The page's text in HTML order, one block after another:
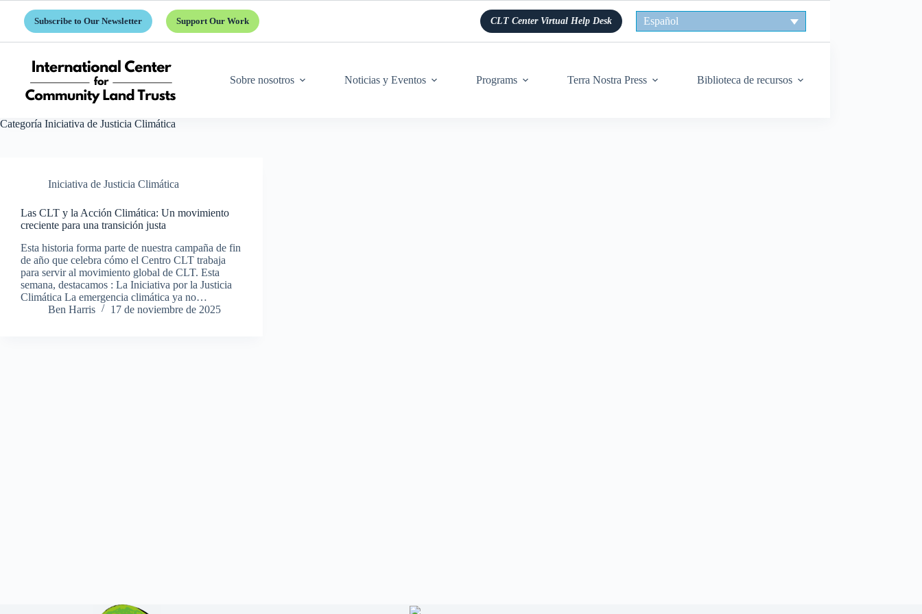
contenido
Subscribe to Our Newsletter Support Our Work CLT Center Virtual Help Desk Español
Sobre nosotros Noticias y Eventos Programs Terra Nostra Press Biblioteca de recursos
Categoría Iniciativa de Justicia Climática
Iniciativa de Justicia Climática
Las CLT y la Acción Climática: Un movimiento
creciente para una transición justa
Esta historia forma parte de nuestra campaña de fin
de año que celebra cómo el Centro CLT trabaja
para servir al movimiento global de CLT. Esta
semana, destacamos : La Iniciativa por la Justicia
Climática La emergencia climática ya no…
Ben Harris
17 de noviembre de 2025